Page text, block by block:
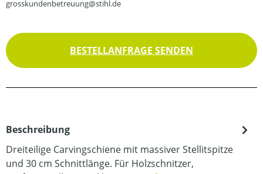
grosskundenbetreuung@stihl.de
BESTELLANFRAGE SENDEN
Beschreibung
Dreiteilige Carvingschiene mit massiver Stellitspitze
und 30 cm Schnittlänge. Für Holzschnitzer,